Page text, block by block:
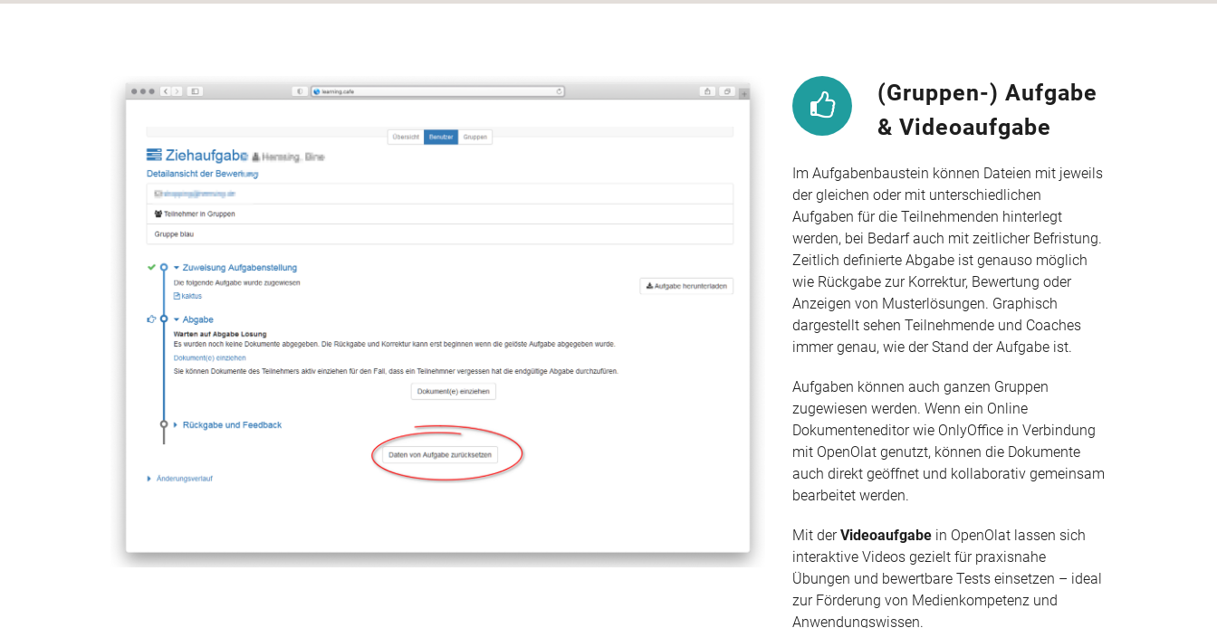
(Gruppen-) Aufgabe
& Videoaufgabe
Im Aufgabenbaustein können Dateien mit jeweils
der gleichen oder mit unterschiedlichen
Aufgaben für die Teilnehmenden hinterlegt
werden, bei Bedarf auch mit zeitlicher Befristung.
Zeitlich definierte Abgabe ist genauso möglich
wie Rückgabe zur Korrektur, Bewertung oder
Anzeigen von Musterlösungen. Graphisch
dargestellt sehen Teilnehmende und Coaches
immer genau, wie der Stand der Aufgabe ist.
Aufgaben können auch ganzen Gruppen
zugewiesen werden. Wenn ein Online
Dokumenteneditor wie OnlyOffice in Verbindung
mit OpenOlat genutzt, können die Dokumente
auch direkt geöffnet und kollaborativ gemeinsam
bearbeitet werden.
Mit derVideoaufgabe in OpenOlat lassen sich
interaktive Videos gezielt für praxisnahe
Übungen und bewertbare Tests einsetzen – ideal
zur Förderung von Medienkompetenz und
Anwendungswissen.